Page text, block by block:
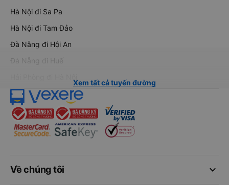
Hà Nội đi Sa Pa
Hà Nội đi Tam Đảo
Đà Nẵng đi Hội An
Đà Nẵng đi Huế
Xem tất cả tuyến đường
keyboard_arrow_down
Về chúng tôi